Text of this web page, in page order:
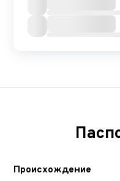
Происхождение